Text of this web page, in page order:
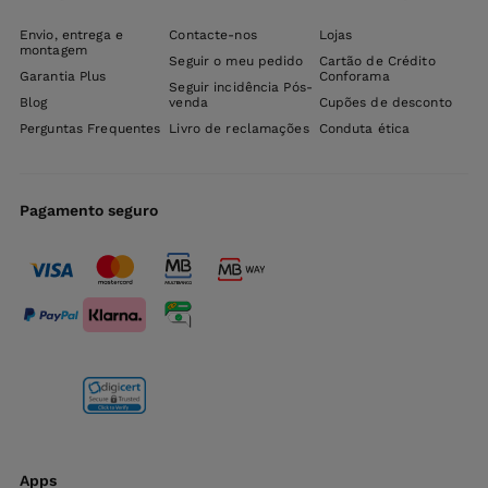
Envio, entrega e
montagem
Garantia Plus
Blog
Perguntas Frequentes
Contacte-nos
Seguir o meu pedido
Seguir incidência Pós-
venda
Livro de reclamações
Lojas
Cartão de Crédito
Conforama
Cupões de desconto
Conduta ética
Pagamento seguro
Apps